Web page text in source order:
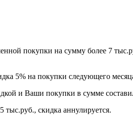
покупки на сумму более 7
5% на покупки следующего
и Ваши покупки в сумме
скидка аннулируется.